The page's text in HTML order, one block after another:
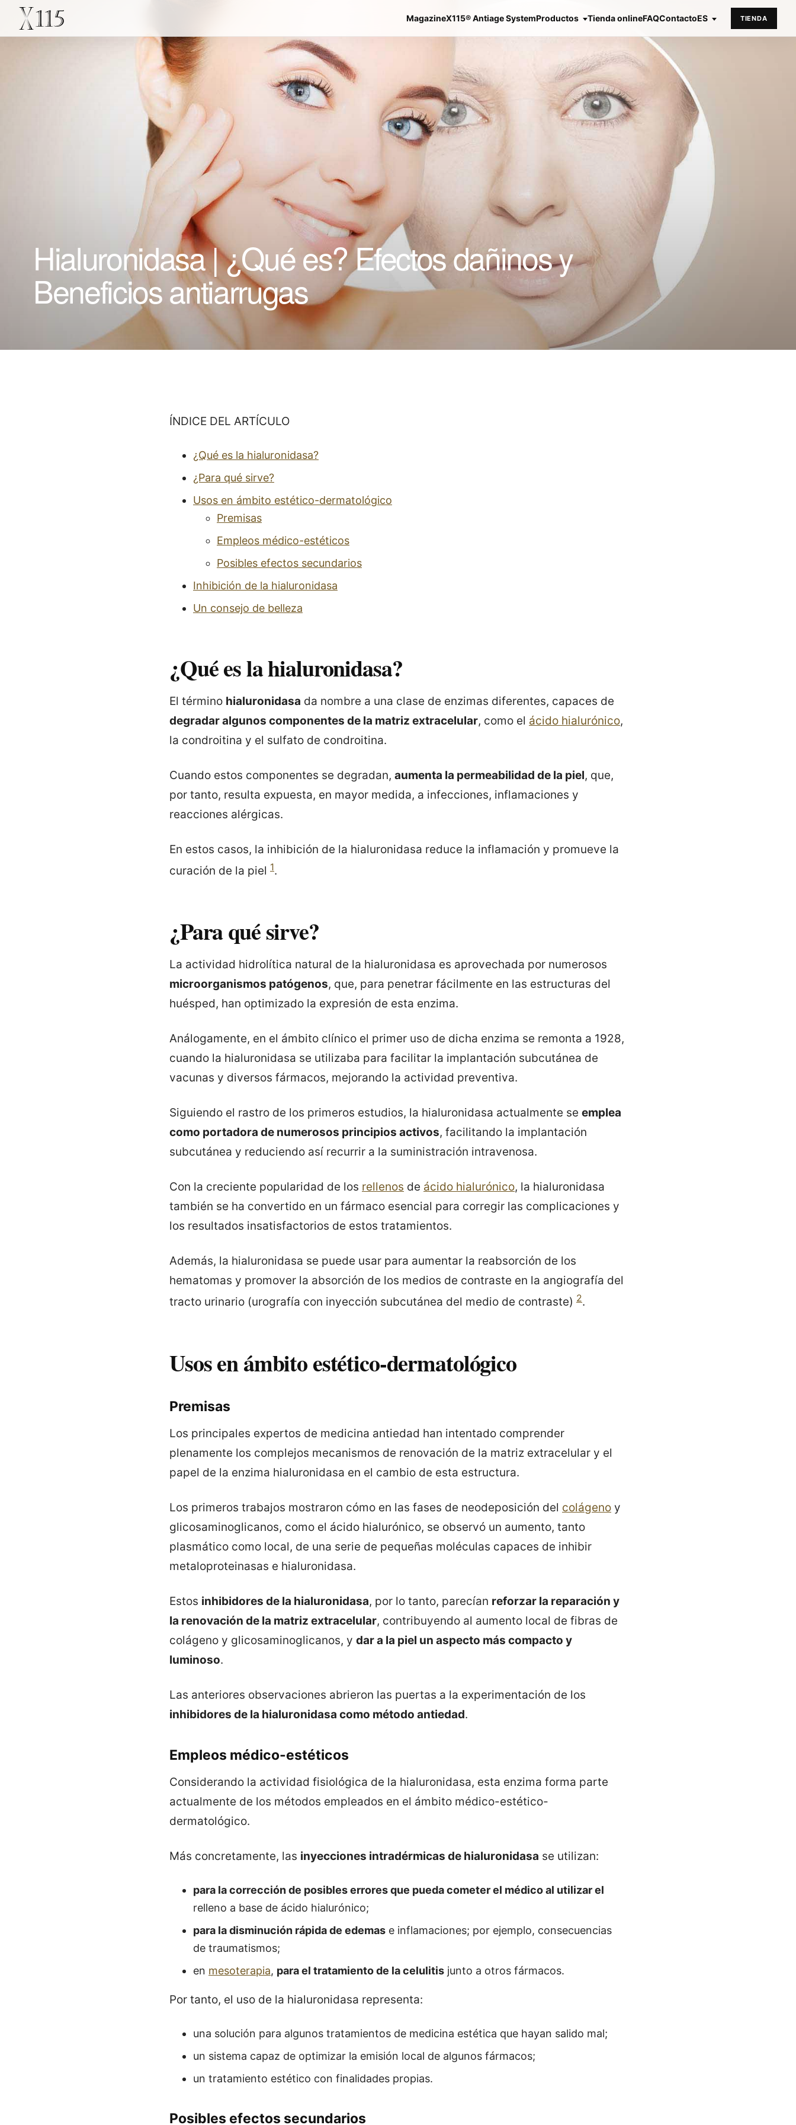
MagazineX115® Antiage SystemProductos Tienda onlineFAQContactoES TIENDA
Hialuronidasa | ¿Qué es? Efectos dañinos y
Beneficios antiarrugas
ÍNDICE DEL ARTÍCULO
¿Qué es la hialuronidasa?
¿Para qué sirve?
Usos en ámbito estético-dermatológico
Premisas
Empleos médico-estéticos
Posibles efectos secundarios
Inhibición de la hialuronidasa
Un consejo de belleza
¿Qué es la hialuronidasa?
El término hialuronidasa da nombre a una clase de enzimas diferentes, capaces de
degradar algunos componentes de la matriz extracelular, como el ácido hialurónico,
la condroitina y el sulfato de condroitina.
Cuando estos componentes se degradan, aumenta la permeabilidad de la piel, que,
por tanto, resulta expuesta, en mayor medida, a infecciones, inflamaciones y
reacciones alérgicas.
En estos casos, la inhibición de la hialuronidasa reduce la inflamación y promueve la
curación de la piel 1.
¿Para qué sirve?
La actividad hidrolítica natural de la hialuronidasa es aprovechada por numerosos
microorganismos patógenos, que, para penetrar fácilmente en las estructuras del
huésped, han optimizado la expresión de esta enzima.
Análogamente, en el ámbito clínico el primer uso de dicha enzima se remonta a 1928,
cuando la hialuronidasa se utilizaba para facilitar la implantación subcutánea de
vacunas y diversos fármacos, mejorando la actividad preventiva.
Siguiendo el rastro de los primeros estudios, la hialuronidasa actualmente se emplea
como portadora de numerosos principios activos, facilitando la implantación
subcutánea y reduciendo así recurrir a la suministración intravenosa.
Con la creciente popularidad de los rellenos de ácido hialurónico, la hialuronidasa
también se ha convertido en un fármaco esencial para corregir las complicaciones y
los resultados insatisfactorios de estos tratamientos.
Además, la hialuronidasa se puede usar para aumentar la reabsorción de los
hematomas y promover la absorción de los medios de contraste en la angiografía del
tracto urinario (urografía con inyección subcutánea del medio de contraste) 2.
Usos en ámbito estético-dermatológico
Premisas
Los principales expertos de medicina antiedad han intentado comprender
plenamente los complejos mecanismos de renovación de la matriz extracelular y el
papel de la enzima hialuronidasa en el cambio de esta estructura.
Los primeros trabajos mostraron cómo en las fases de neodeposición del colágeno y
glicosaminoglicanos, como el ácido hialurónico, se observó un aumento, tanto
plasmático como local, de una serie de pequeñas moléculas capaces de inhibir
metaloproteinasas e hialuronidasa.
Estos inhibidores de la hialuronidasa, por lo tanto, parecían reforzar la reparación y
la renovación de la matriz extracelular, contribuyendo al aumento local de fibras de
colágeno y glicosaminoglicanos, y dar a la piel un aspecto más compacto y
luminoso.
Las anteriores observaciones abrieron las puertas a la experimentación de los
inhibidores de la hialuronidasa como método antiedad.
Empleos médico-estéticos
Considerando la actividad fisiológica de la hialuronidasa, esta enzima forma parte
actualmente de los métodos empleados en el ámbito médico-estético-
dermatológico.
Más concretamente, las inyecciones intradérmicas de hialuronidasa se utilizan:
para la corrección de posibles errores que pueda cometer el médico al utilizarel
relleno a base de ácido hialurónico;
para la disminución rápida de edemas e inflamaciones; por ejemplo, consecuencias
de traumatismos;
en mesoterapia, para el tratamiento de la celulitis junto a otros fármacos.
Por tanto, el uso de la hialuronidasa representa:
una solución para algunos tratamientos de medicina estética que hayan salido mal;
un sistema capaz de optimizar la emisión local de algunos fármacos;
un tratamiento estético con finalidades propias.
Posibles efectos secundarios